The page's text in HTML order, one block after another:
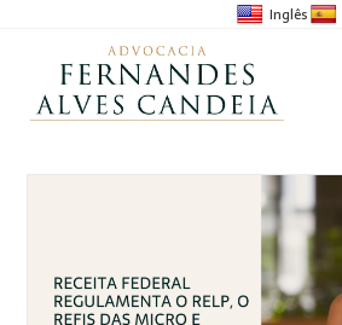
Inglês